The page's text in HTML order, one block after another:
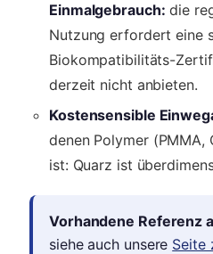
Einmalgebrauch: die
Nutzung erfordert eine
Biokompatibilitäts-
derzeit nicht anbieten.
Kostensensible
denen Polymer (PMMA,
ist: Quarz ist
Vorhandene Referenz
siehe auch unsere Seite